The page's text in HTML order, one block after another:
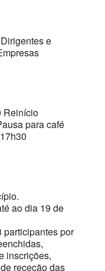
e
Reinício
para café
ao dia 19 de
participantes por
inscrições,
receção das